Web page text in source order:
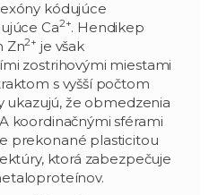
kódujúce
Ca2+. Hendikep
Zn2+ je však
zostrihovými miestami
s vyšší počtom
ukazujú, že obmedzenia
koordinačnými sférami
prekonané plasticitou
ktorá zabezpečuje